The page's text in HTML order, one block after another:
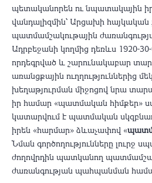
պետականորեն ու նպատակային
վանդալիզմին՝ Արցախի
պատմամշակութային
Ադրբեջանի կողմից դեռևս 1920-
որդեգրված և շարունակաբար
առանցքային ուղղություններից
խեղաթյուրման միջոցով նրա
իր համար «պատմական հիմքեր»
կատարվում է պատմական
իրեն «հարմար» ձևաչափով «
Նման գործողությունները լուրջ
ժողովրդին պատկանող
ժառանգության պահպանման